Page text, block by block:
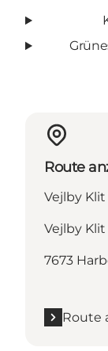
Route
Vejlby Klit
Vejlby Klit
7673
Route